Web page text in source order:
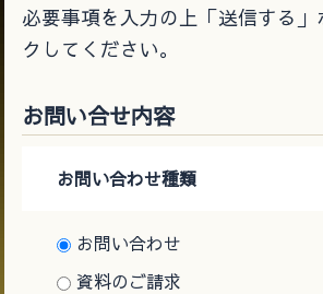
必要事項を入力の上「送信する」
クしてください。
お問い合せ内容
お問い合わせ種類
お問い合わせ
資料のご請求